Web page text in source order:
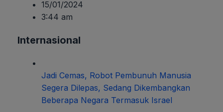
15/01/2024
3:44 am
Internasional
Jadi Cemas, Robot Pembunuh Manusia
Segera Dilepas, Sedang Dikembangkan
Beberapa Negara Termasuk Israel